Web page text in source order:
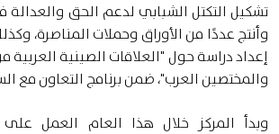
تشكيل التكتل الشبابي لدعم الحق والعدالة
وأنتج عددًا من الأوراق وحملات المناصرة،
إعداد دراسة حول "العلاقات الصينية العربية
والمختصين العرب"، ضمن برنامج التعاون مع
وبدأ المركز خلال هذا العام العمل